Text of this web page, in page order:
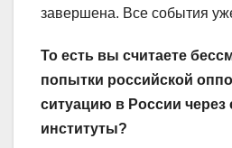
завершена. Все события
То есть вы считаете
попытки российской
ситуацию в России
институты?